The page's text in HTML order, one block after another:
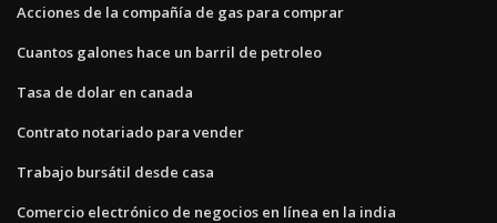
Acciones de la compañía de gas para comprar
Cuantos galones hace un barril de petroleo
Tasa de dolar en canada
Contrato notariado para vender
Trabajo bursátil desde casa
Comercio electrónico de negocios en línea en la india